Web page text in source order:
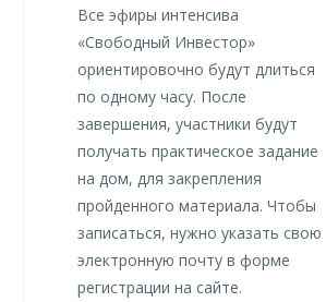
Все эфиры интенсива
«Свободный Инвестор»
ориентировочно будут длиться
по одному часу. После
завершения, участники будут
получать практическое задание
на дом, для закрепления
пройденного материала. Чтобы
записаться, нужно указать свою
электронную почту в форме
регистрации на сайте.